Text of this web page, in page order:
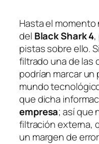
Hasta el
del Black Shark 4
pistas sobre ello.
filtrado una de las
podrían marcar
mundo
que dicha
empresa; así que
filtración externa,
un margen de